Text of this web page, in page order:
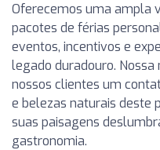
Oferecemos uma ampla
pacotes de férias
eventos, incentivos e
legado duradouro.
nossos clientes um
e belezas naturais deste
suas paisagens
gastronomia.